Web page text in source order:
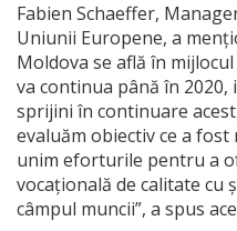
Fabien Schaeffer,
Uniunii Europene, a
Moldova se află în
va continua până în
sprijini în continuare
evaluăm obiectiv ce a fost
unim eforturile pentru a
vocațională de calitate cu
câmpul muncii”, a spus